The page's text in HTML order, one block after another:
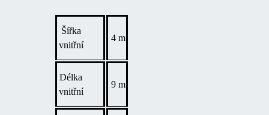
Šířka
vnitřní
4 m
Délka
vnitřní
9 m